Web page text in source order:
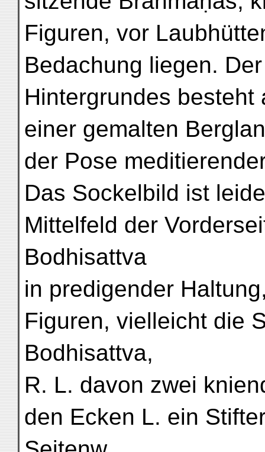
Figuren, vor
Bedachung liegen.
Hintergrundes besteht
einer gemalten
der Pose
Das Sockelbild ist
Mittelfeld der
Bodhisattva
in predigender
Figuren, vielleicht die
Bodhisattva,
R. L. davon zwei
den Ecken L. ein